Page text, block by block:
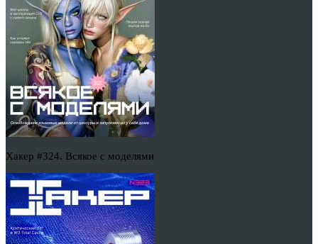
Хакер #324. Всякое с моделями